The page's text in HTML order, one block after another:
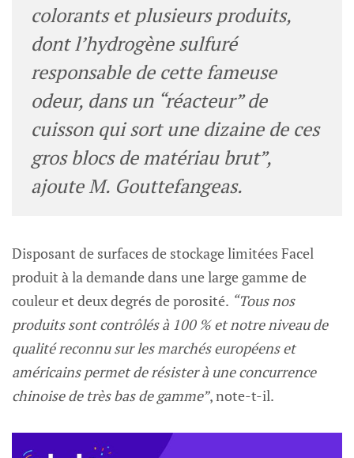
colorants et plusieurs produits,
dont l’hydrogène sulfuré
responsable de cette fameuse
odeur, dans un “réacteur” de
cuisson qui sort une dizaine de ces
gros blocs de matériau brut”,
ajoute M. Gouttefangeas.
Disposant de surfaces de stockage limitées Facel
produit à la demande dans une large gamme de
couleur et deux degrés de porosité. “Tous nos
produits sont contrôlés à 100 % et notre niveau de
qualité reconnu sur les marchés européens et
américains permet de résister à une concurrence
chinoise de très bas de gamme”, note-t-il.